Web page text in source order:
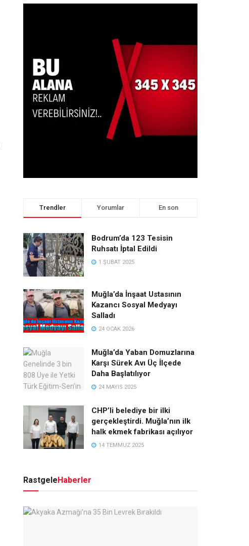
Trendler Yorumlar En son
Bodrum’da 123 Tesisin
Ruhsatı İptal Edildi
1 ŞUBAT 2025
Muğla’da İnşaat Ustasının
Kazancı Sosyal Medyayı
Salladı
24 OCAK 2026
Muğla’da Yaban Domuzlarına
Karşı Sürek Avı Üç İlçede
Daha Başlatılıyor
24 MAYIS 2025
CHP’li belediye bir ilki
gerçekleştirdi. Muğla’nın ilk
halk ekmek fabrikası açılıyor
14 TEMMUZ 2025
RastgeleHaberler